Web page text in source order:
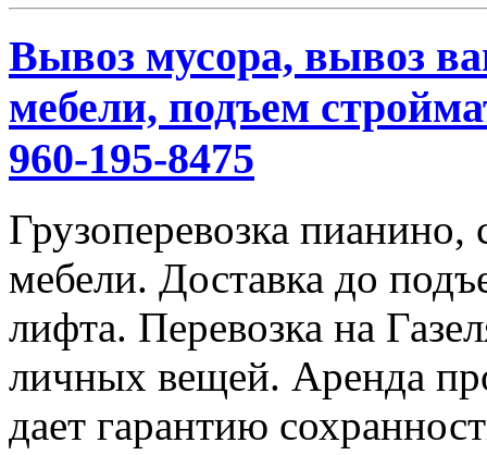
Вывоз мусора, вывоз
мебели, подъем
960-195-8475
Грузоперевозка
мебели. Доставка до
лифта. Перевозка на
личных вещей. Аренда
дает гарантию